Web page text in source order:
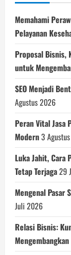
dan
Memahami
Pelayanan
Proposal Bisnis,
untuk
SEO Menjadi
Agustus 2026
Peran Vital Jasa
Modern3
Luka Jahit, Cara
Tetap Terjaga29
Mengenal Pasar
Juli 2026
Relasi Bisnis: